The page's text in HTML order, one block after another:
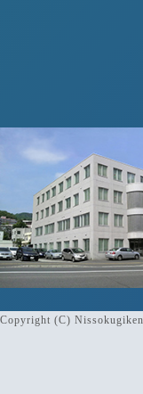
Copyright (C)